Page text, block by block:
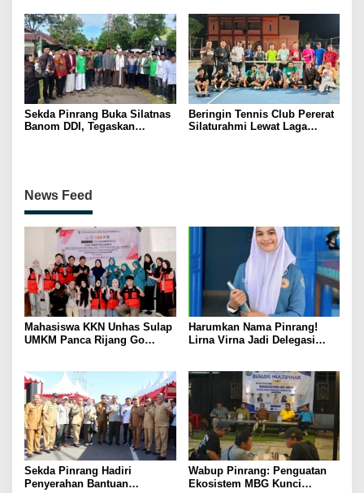
Dukung Swasembada Pangan
Kerakyatan
Sekda Pinrang Buka Silatnas
Banom DDI, Tegaskan
Beringin Tennis Club Pererat
Silaturahmi Lewat Laga
News Feed
Mahasiswa KKN Unhas Sulap
UMKM Panca Rijang Go
Harumkan Nama Pinrang!
Lirna Virna Jadi Delegasi
Sekda Pinrang Hadiri
Penyerahan Bantuan
Wabup Pinrang: Penguatan
Ekosistem MBG Kunci